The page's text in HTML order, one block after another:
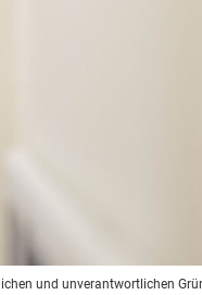
und unverantwortlichen